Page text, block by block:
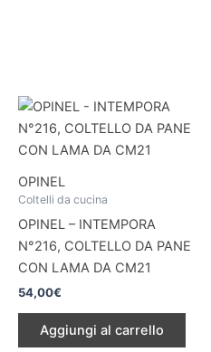
OPINEL
Coltelli da cucina
OPINEL – INTEMPORA
N°216, COLTELLO DA PANE
CON LAMA DA CM21
54,00€
Aggiungi al carrello